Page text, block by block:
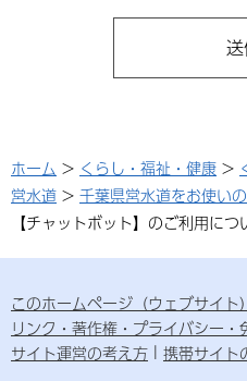
ホーム > くらし・福祉・健康 >
営水道 > 千葉県営水道をお使い
【チャットボット】のご利用につ
このホームページ（ウェブサイト
リンク・著作権・プライバシー・
サイト運営の考え方
携帯サイト